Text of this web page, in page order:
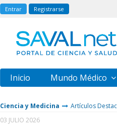
Entrar Registrarse
Inicio Mundo Médico
Ciencia y Medicina
Artículos
03 JULIO 2026